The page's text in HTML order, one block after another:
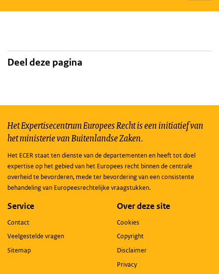
Deel deze pagina
Het Expertisecentrum Europees Recht is een initiatief van
het ministerie van Buitenlandse Zaken.
Het ECER staat ten dienste van de departementen en heeft tot doel
expertise op het gebied van het Europees recht binnen de centrale
overheid te bevorderen, mede ter bevordering van een consistente
behandeling van Europeesrechtelijke vraagstukken.
Service
Contact
Veelgestelde vragen
Sitemap
Over deze site
Cookies
Copyright
Disclaimer
Privacy